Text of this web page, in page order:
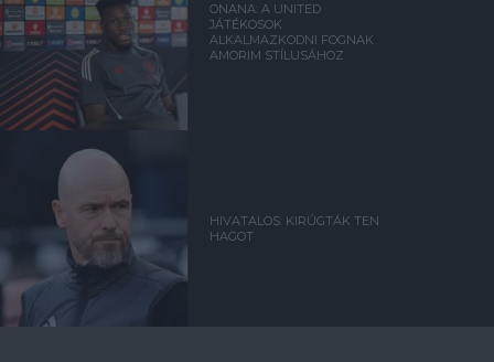
ONANA: A UNITED
JÁTÉKOSOK
ALKALMAZKODNI FOGNAK
AMORIM STÍLUSÁHOZ
HIVATALOS: KIRÚGTÁK TEN
HAGOT